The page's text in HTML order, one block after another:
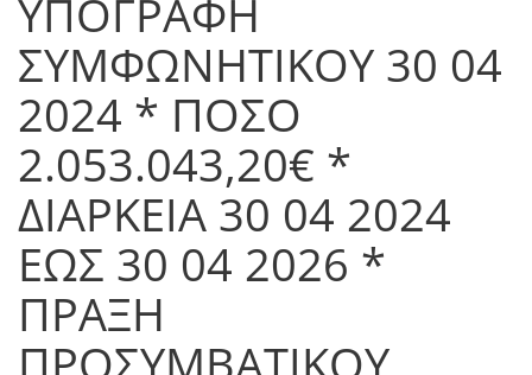
ΥΠΟΓΡΑΦΗ
ΣΥΜΦΩΝΗΤΙΚΟΥ 30 04
2024 * ΠΟΣΟ
2.053.043,20€ *
ΔΙΑΡΚΕΙΑ 30 04 2024
ΕΩΣ 30 04 2026 *
ΠΡΑΞΗ